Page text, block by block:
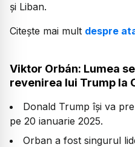
și Liban.
Citește mai mult despre
Viktor Orbán: Lumea
revenirea lui Trump la
Donald Trump își va
pe 20 ianuarie 2025.
Orban a fost singurul